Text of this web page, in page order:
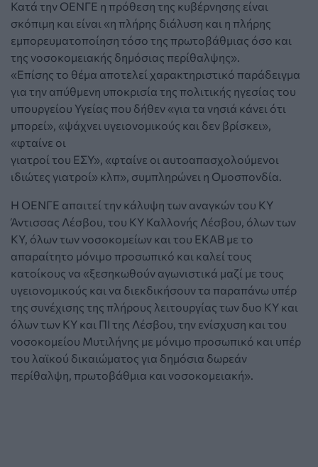
Κατά την ΟΕΝΓΕ η πρόθεση της κυβέρνησης είναι
σκόπιμη και είναι «η πλήρης διάλυση και η πλήρης
εμπορευματοποίηση τόσο της πρωτοβάθμιας όσο και
της νοσοκομειακής δημόσιας περίθαλψης».
«Επίσης το θέμα αποτελεί χαρακτηριστικό παράδειγμα
για την απύθμενη υποκρισία της πολιτικής ηγεσίας του
υπουργείου Υγείας που δήθεν «για τα νησιά κάνει ότι
μπορεί», «ψάχνει υγειονομικούς και δεν βρίσκει»,
«φταίνε οι
γιατροί του ΕΣΥ», «φταίνε οι αυτοαπασχολούμενοι
ιδιώτες γιατροί» κλπ», συμπληρώνει η Ομοσπονδία.
Η ΟΕΝΓΕ απαιτεί την κάλυψη των αναγκών του ΚΥ
Άντισσας Λέσβου, του ΚΥ Καλλονής Λέσβου, όλων των
ΚΥ, όλων των νοσοκομείων και του ΕΚΑΒ με το
απαραίτητο μόνιμο προσωπικό και καλεί τους
κατοίκους να «ξεσηκωθούν αγωνιστικά μαζί με τους
υγειονομικούς και να διεκδικήσουν τα παραπάνω υπέρ
της συνέχισης της πλήρους λειτουργίας των δυο ΚΥ και
όλων των ΚΥ και ΠΙ της Λέσβου, την ενίσχυση και του
νοσοκομείου Μυτιλήνης με μόνιμο προσωπικό και υπέρ
του λαϊκού δικαιώματος για δημόσια δωρεάν
περίθαλψη, πρωτοβάθμια και νοσοκομειακή».